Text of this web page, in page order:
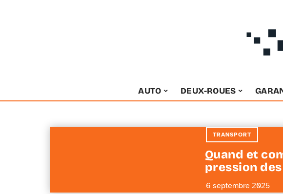
AUTO DEUX-ROUES
TRANSPORT
Quand et
pression
6 septembre 2025